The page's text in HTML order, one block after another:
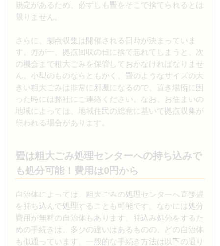
規定があるため、必ずしも畳をそこで捨てられるとは
限りません。
さらに、拠点収集は開催される日時が決まっていま
す。万が一、拠点回収の日に捨て忘れてしまうと、次
の機会まで粗大ごみを保管しておかなければなりませ
ん。小型のものならともかく、畳のようなサイズの大
きい粗大ごみは非常に邪魔になるので、置き場所に困
った時には弊社にご連絡ください。なお、お住まいの
地域によっては、地域住民の総意に基いて拠点収集が
行われる場合があります。
畳は粗大ごみ処理センターへの持ち込みで
も処分可能！費用は0円から
自治体によっては、粗大ごみの処理センターへ直接畳
を持ち込んで処理することも可能です。なかには処分
費用が無料の自治体もあります。持込み処分をするた
めの手続きは、多少の違いはあるものの、どの自治体
も似通っています。一般的な手続き方法は以下の通り